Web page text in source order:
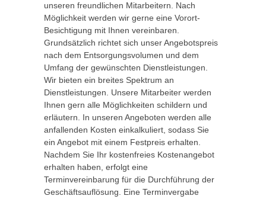
unseren freundlichen Mitarbeitern. Nach
Möglichkeit werden wir gerne eine Vorort-
Besichtigung mit Ihnen vereinbaren.
Grundsätzlich richtet sich unser Angebotspreis
nach dem Entsorgungsvolumen und dem
Umfang der gewünschten Dienstleistungen.
Wir bieten ein breites Spektrum an
Dienstleistungen. Unsere Mitarbeiter werden
Ihnen gern alle Möglichkeiten schildern und
erläutern. In unseren Angeboten werden alle
anfallenden Kosten einkalkuliert, sodass Sie
ein Angebot mit einem Festpreis erhalten.
Nachdem Sie Ihr kostenfreies Kostenangebot
erhalten haben, erfolgt eine
Terminvereinbarung für die Durchführung der
Geschäftsauflösung. Eine Terminvergabe